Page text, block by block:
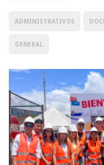
ADMINISTRATIVOS
GENERAL